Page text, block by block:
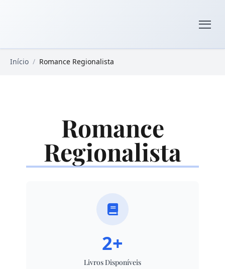
Início / Romance Regionalista
Romance
Regionalista
2+
Livros Disponíveis